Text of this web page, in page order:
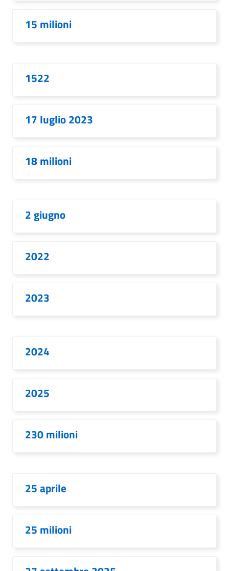
15 milioni
1522
17 luglio 2023
18 milioni
2 giugno
2022
2023
2024
2025
230 milioni
25 aprile
25 milioni